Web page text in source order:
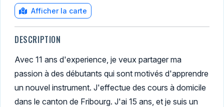
Afficher la carte
DESCRIPTION
Avec 11 ans d'experience, je veux partager ma
passion à des débutants qui sont motivés d'apprendre
un nouvel instrument. J'effectue des cours à domicile
dans le canton de Fribourg. J'ai 15 ans, et je suis un